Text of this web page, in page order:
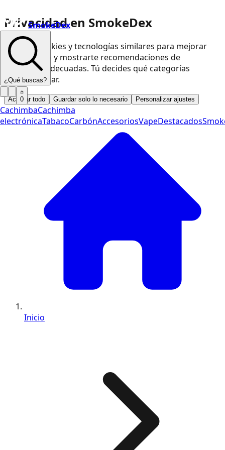
Privacidad en SmokeDex
Usamos cookies y tecnologías similares para mejorar
nuestra web y mostrarte recomendaciones de
productos adecuadas. Tú decides qué categorías
podemos usar.
Aceptar todo Guardar solo lo necesario Personalizar ajustes
SmokeDex
¿Qué buscas?
0
CachimbaCachimba
electrónicaTabacoCarbónAccesoriosVapeDestacados
Inicio